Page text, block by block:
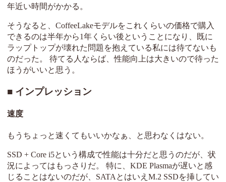
年近い時間がかかる。
そうなると、CoffeeLakeモデルをこれくらいの価格で購入
できるのは半年から1年くらい後ということになり、既に
ラップトップが壊れた問題を抱えている私には待てないも
のだった。 待てる人ならば、性能向上は大きいので待った
ほうがいいと思う。
インプレッション
速度
もうちょっと速くてもいいかなぁ、と思わなくはない。
SSD + Core i5という構成で性能は十分だと思うのだが、状
況によってはもっさりだ。 特に、KDE Plasmaが遅いと感
じることはないのだが、SATAとはいえM.2 SSDを挿してい